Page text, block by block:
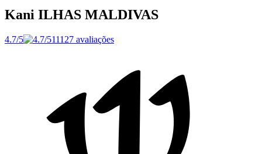
Kani ILHAS MALDIVAS
4.7/5 11127 avaliações